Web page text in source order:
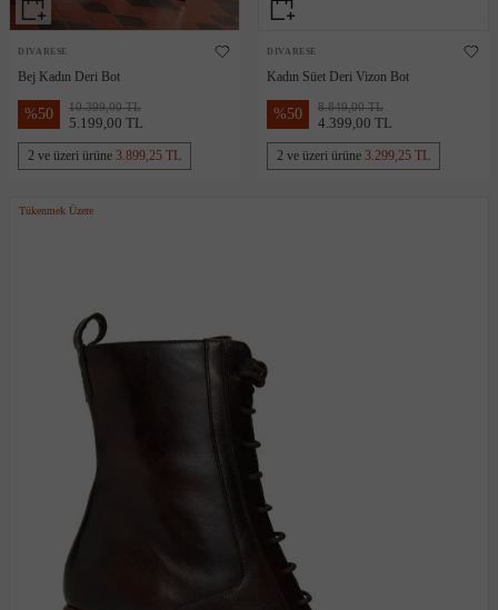
DIVARESE
Bej Kadın Deri Bot
%50 10.399,00 TL
5.199,00 TL
2 ve üzeri ürüne 3.899,25 TL
DIVARESE
Kadın Süet Deri Vizon Bot
%50 8.849,00 TL
4.399,00 TL
2 ve üzeri ürüne 3.299,25 TL
Tükenmek Üzere